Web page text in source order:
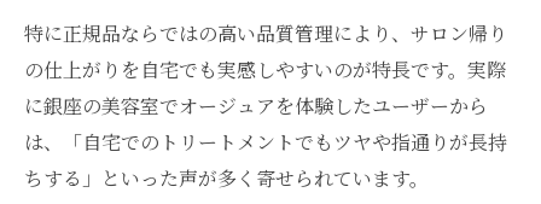
特に正規品ならではの高い品質管理により、サロン帰り
の仕上がりを自宅でも実感しやすいのが特長です。実際
に銀座の美容室でオージュアを体験したユーザーから
は、「自宅でのトリートメントでもツヤや指通りが長持
ちする」といった声が多く寄せられています。